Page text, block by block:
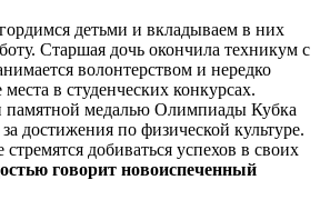
детьми и вкладываем в них
Старшая дочь окончила техникум с
волонтерством и нередко
в студенческих конкурсах.
медалью Олимпиады Кубка
достижения по физической культуре.
добиваться успехов в своих
говорит новоиспеченный